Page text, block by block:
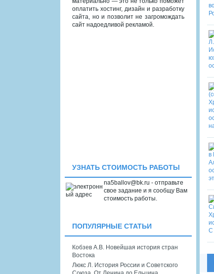
оплатить хостинг, дизайн и разработку
сайта, но и позволит не загромождать
сайт надоедливой рекламой.
УЗНАТЬ СТОИМОСТЬ РАБОТЫ
na5ballov@bk.ru - отправьте
свое задание и я сообщу Вам
стоимость работы.
ПОПУЛЯРНЫЕ СТАТЬИ
Кобзев А.В. Новейшая история стран
Востока
Люкс Л. История России и Советского